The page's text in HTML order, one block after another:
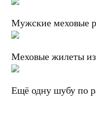
Мужские меховые
Меховые жилеты
Ещё одну шубу по